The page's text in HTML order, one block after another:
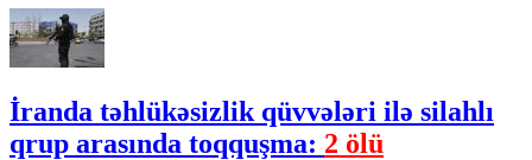
İranda təhlükəsizlik qüvvələri ilə silahlı
qrup arasında toqquşma: 2 ölü